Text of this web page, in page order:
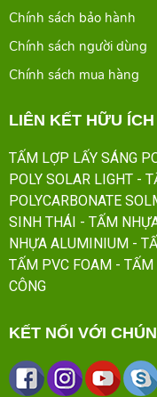
Chính sách bảo hành
Chính sách người dùng
Chính sách mua hàng
LIÊN KẾT HỮU ÍCH
TẤM LỢP LẤY SÁNG
POLY SOLAR LIGHT -
POLYCARBONATE
SINH THÁI - TẤM
NHỰA ALUMINIUM -
TẤM PVC FOAM - TẤM
CÔNG
KẾT NỐI VỚI